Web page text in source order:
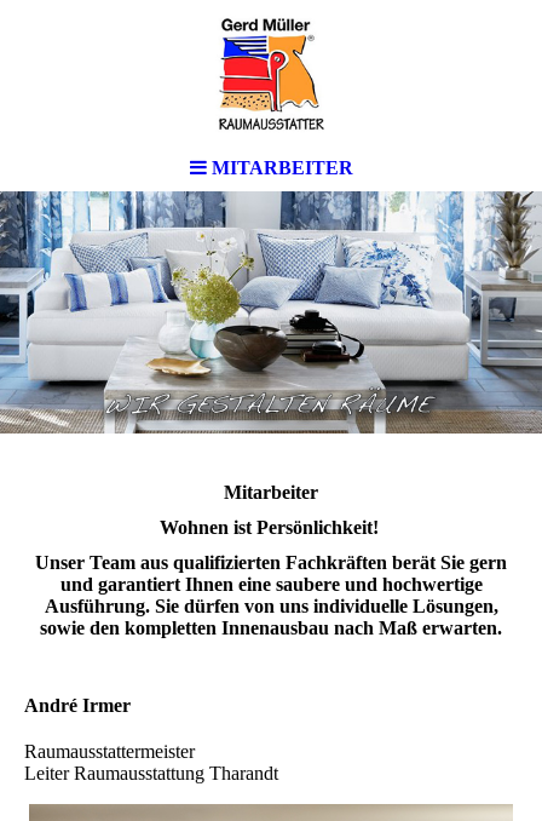
MITARBEITER
Mitarbeiter
Wohnen ist Persönlichkeit!
Unser Team aus qualifizierten Fachkräften berät Sie gern
und garantiert Ihnen eine saubere und hochwertige
Ausführung. Sie dürfen von uns individuelle Lösungen,
sowie den kompletten Innenausbau nach Maß erwarten.
André Irmer
Raumausstattermeister
Leiter Raumausstattung Tharandt